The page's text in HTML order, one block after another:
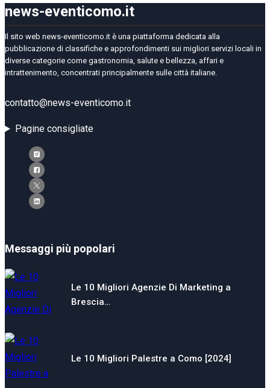
news-eventicomo.it
Il sito web news-eventicomo.it è una piattaforma dedicata alla
pubblicazione di classifiche e approfondimenti sui migliori servizi locali in
diverse categorie come gastronomia, salute e bellezza, affari e
intrattenimento, concentrati principalmente sulle città italiane.
contatto@news-eventicomo.it
Pagine consigliate
Messaggi più popolari
Le 10 Migliori Agenzie Di Marketing a
Brescia…
Le 10 Migliori Palestre a Como [2024]